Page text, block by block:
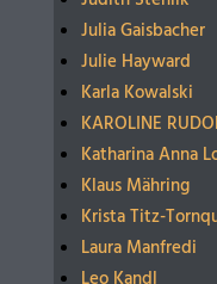
Julia Gaisbacher
Julie Hayward
Karla Kowalski
KAROLINE
Katharina Anna
Klaus Mähring
Krista Titz-
Laura Manfredi